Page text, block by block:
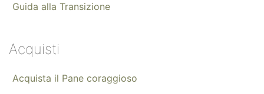
Guida alla Transizione
Acquisti
Acquista il Pane coraggioso